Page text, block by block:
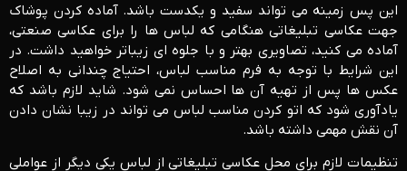
این پس زمینه می تواند سفید و یکدست باشد. آماده کردن پوشاک
جهت عکاسی تبلیغاتی هنگامی که لباس ها را برای عکاسی صنعتی،
آماده می کنید، تصاویری بهتر و با جلوه ای زیباتر خواهید داشت. در
این شرایط با توجه به فرم مناسب لباس، احتیاج چندانی به اصلاح
عکس ها پس از تهیه آن ها احساس نمی شود. شاید لازم باشد که
یادآوری شود که اتو کردن مناسب لباس می تواند در زیبا نشان دادن
آن نقش مهمی داشته باشد.
تنظیمات لازم برای محل عکاسی تبلیغاتی از لباس یکی دیگر از عواملی